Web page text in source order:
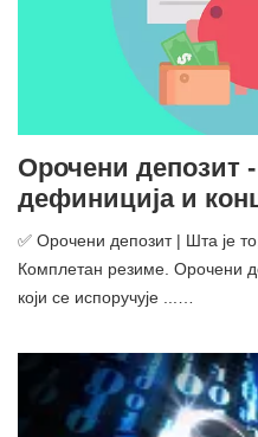
Орочени депозит -
дефиниција и
✅ Орочени депозит | Шта је
Комплетан резиме. Орочени
који се испоручује ...…